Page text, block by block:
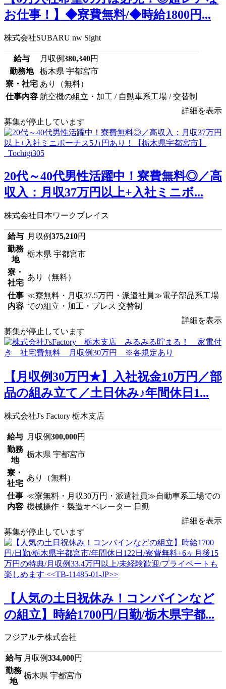
お仕事！】◆寮費無料/◆時給1800円...
株式会社SUBARU nw Sight
給与 月収例380,340円
勤務地
栃木県 宇都宮市
寮・社宅 あり（無料）
仕事内容 航空機の組立・加工 / 自動車系工場 / 交替制
詳細を表示
募集が停止しています
20代～40代男性活躍中！寮費無料◎／高
収入：月収37万円以上+入社ミニボ...
株式会社日本ワークプレイス
給与 月収例375,210円
勤務
地
栃木県 宇都宮市
寮・
社宅
あり（無料）
仕事
内容
≪寮無料・月収37.5万円・派遣社員≫電子部品系工場
での組立・加工・プレス 交替制
詳細を表示
募集が停止しています
【月収例30万円★】入社祝金10万円／部
品の組み立て／土日休み♪年間休日1...
株式会社J's Factory 栃木支店
給与 月収例300,000円
勤務
地
栃木県 宇都宮市
寮・
社宅
あり（無料）
仕事
内容
≪寮無料・月収30万円・派遣社員≫自動車系工場での
機械操作・製造オペレーター 日勤
詳細を表示
募集が停止しています
【人気の土日祝休み！コンバインなど
の組立】時給1700円/日勤/栃木県宇都...
フジアルテ株式会社
給与 月収例334,000円
勤務
地
栃木県 宇都宮市